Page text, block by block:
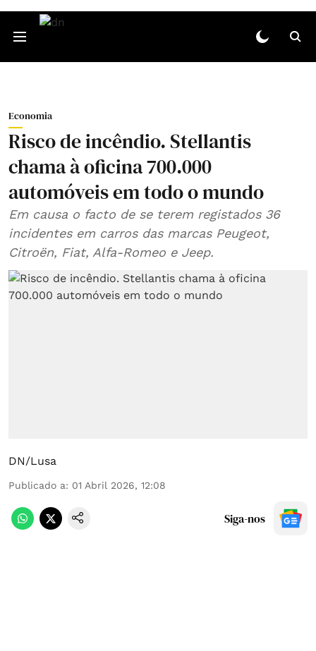
Economia
Risco de incêndio. Stellantis
chama à oficina 700.000
automóveis em todo o mundo
Em causa o facto de se terem registados 36
incidentes em carros das marcas Peugeot,
Citroën, Fiat, Alfa-Romeo e Jeep.
DN/Lusa
Publicado a: 01 Abril 2026, 12:08
Siga-nos